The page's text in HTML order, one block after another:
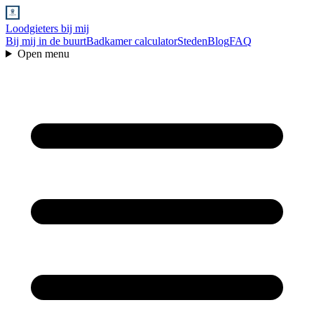
Loodgieters bij mij
Bij mij in de buurtBadkamer calculatorStedenBlogFAQ
Open menu